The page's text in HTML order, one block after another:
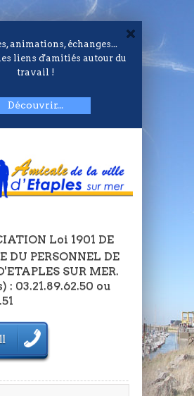
animations, échanges...
liens d'amitiés autour du
travail !
Découvrir...
Loi 1901 DE
DU PERSONNEL DE
SUR MER.
: 03.21.89.62.50 ou